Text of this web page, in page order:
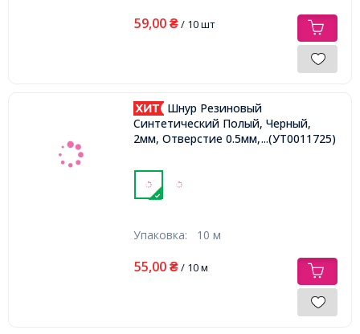
59,00 ₴/ 10 шт
Шнур Резиновый
Синтетический Полый, Черный,
2мм, Отверстие 0.5мм,...(УТ0011725)
Упаковка: 10 м
55,00 ₴/ 10 м